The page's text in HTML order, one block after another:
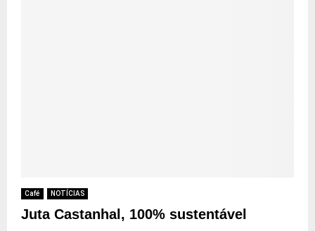
Café NOTÍCIAS
Juta Castanhal, 100% sustentável